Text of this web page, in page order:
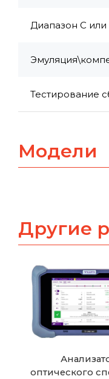
Диапазон C или
Тестирование
Модели
Другие
оптического